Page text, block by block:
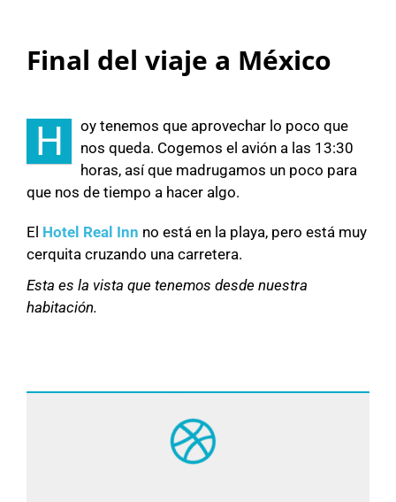
Final del viaje a México
H
oy tenemos que aprovechar lo poco que
nos queda. Cogemos el avión a las 13:30
horas, así que madrugamos un poco para
que nos de tiempo a hacer algo.
El Hotel Real Inn no está en la playa, pero está muy
cerquita cruzando una carretera.
Esta es la vista que tenemos desde nuestra
habitación.